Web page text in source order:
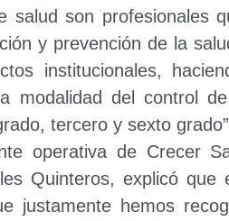
salud son profesionales
y prevención de la
institucionales,
modalidad del control
tercero y sexto
operativa de Crecer
Quinteros, explicó que
justamente hemos